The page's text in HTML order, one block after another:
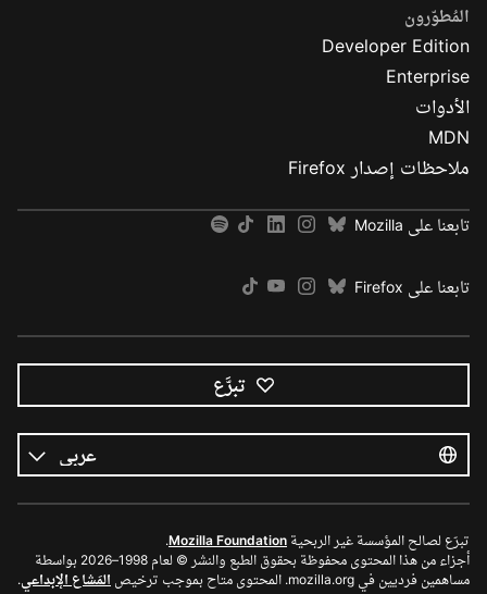
المُطوّرون
Developer Edition
Enterprise
الأدوات
MDN
ملاحظات إصدار Firefox
تابعنا على Mozilla
تابعنا على Firefox
تبرَّع
اللغات
اللغة
تبرّع لصالح المؤسسة غير الربحية Mozilla Foundation
.
أجزاء من هذا المحتوى محفوظة بحقوق الطبع والنشر © لعام 1998–2026 بواسطة
مساهمين فرديين في mozilla.org. المحتوى متاح بموجب ترخيص
المَشاع الإبداعي.